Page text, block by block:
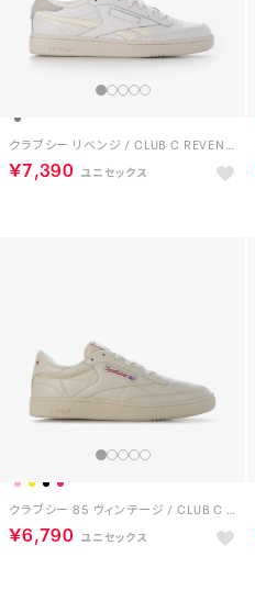
クラブシー リベンジ / CLUB C REVENGE （チョーク）
￥7,390
クラブシー 85 ヴィンテージ / CLUB C 85 VINTAGE （RD）
￥6,790